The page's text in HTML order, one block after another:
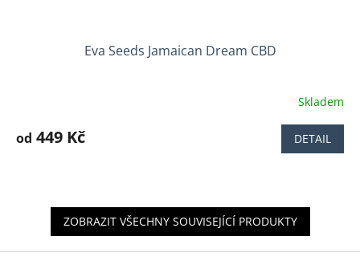
Eva Seeds Jamaican Dream CBD
Skladem
od 449 Kč DETAIL
ZOBRAZIT VŠECHNY SOUVISEJÍCÍ PRODUKTY
Z